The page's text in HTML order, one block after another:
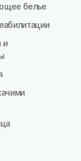
белье
и